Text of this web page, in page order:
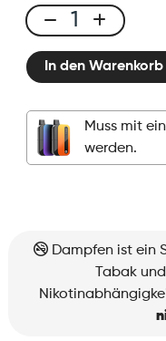
CUBX
Pods
Cherry
Ice
Menge
In den Warenkorb
Muss mit
werden.
Dampfen ist ein
Tabak